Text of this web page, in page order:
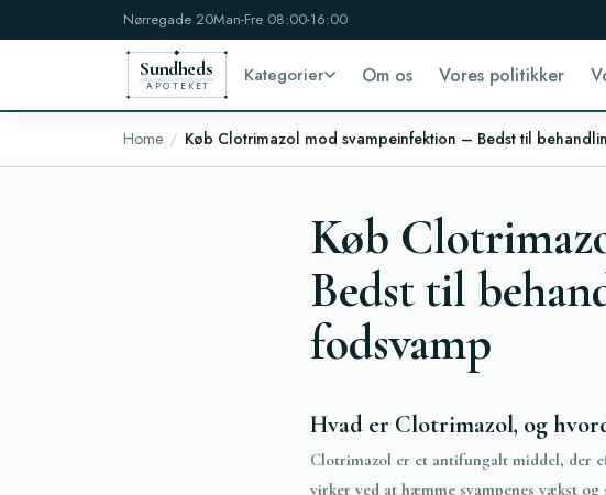
Nørregade 20Man-Fre 08:00-16:00
Sundheds
APOTEKET
Kategorier Om os Vores politikker
Home Køb Clotrimazol mod svampeinfektion – Bedst til
Køb
Bedst til
fodsvamp
Hvad er Clotrimazol, og
Clotrimazol er et antifungalt middel, der
virker ved at hæmme svampenes vækst